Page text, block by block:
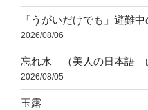
「うがいだけでも」避難
2026/08/06
忘れ水 （美人の日本語
2026/08/05
玉露